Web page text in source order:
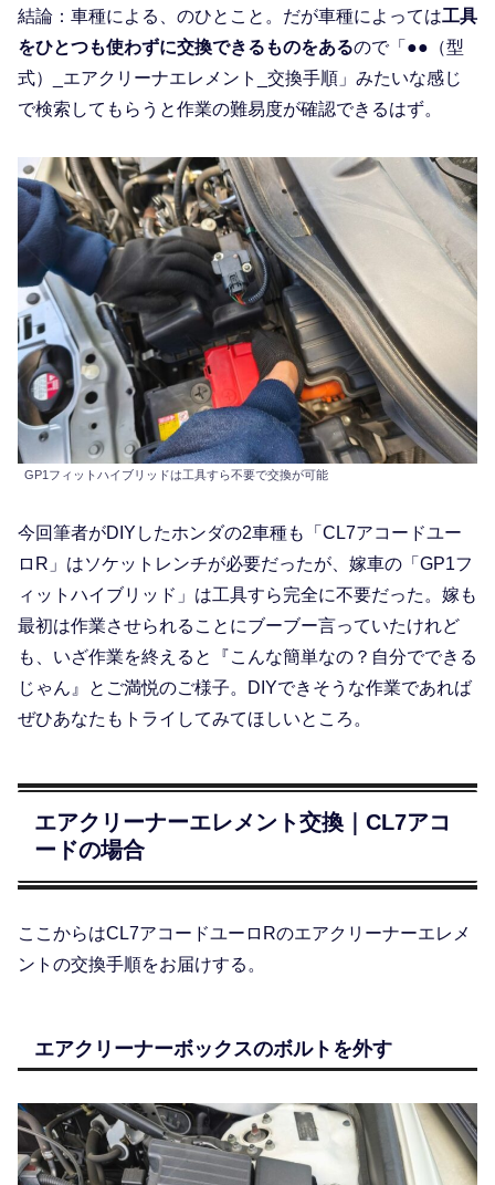
結論：車種による、のひとこと。だが車種によっては工具
をひとつも使わずに交換できるものをあるので「●●（型
式）_エアクリーナエレメント_交換手順」みたいな感じ
で検索してもらうと作業の難易度が確認できるはず。
GP1フィットハイブリッドは工具すら不要で交換が可能
今回筆者がDIYしたホンダの2車種も「CL7アコードユー
ロR」はソケットレンチが必要だったが、嫁車の「GP1フ
ィットハイブリッド」は工具すら完全に不要だった。嫁も
最初は作業させられることにブーブー言っていたけれど
も、いざ作業を終えると『こんな簡単なの？自分でできる
じゃん』とご満悦のご様子。DIYできそうな作業であれば
ぜひあなたもトライしてみてほしいところ。
エアクリーナーエレメント交換｜CL7アコ
ードの場合
ここからはCL7アコードユーロRのエアクリーナーエレメ
ントの交換手順をお届けする。
エアクリーナーボックスのボルトを外す